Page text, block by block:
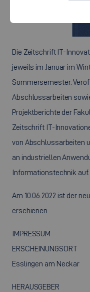
Die Zeitschrift IT-
jeweils im Januar im
Sommersemester.
Abschlussarbeiten
Projektberichte der
Zeitschrift IT-
von Abschlussarbeiten
an industriellen
Informationstechnik auf.
Am 10.06.2022 ist der
erschienen.
IMPRESSUM
ERSCHEINUNGSORT
Esslingen am Neckar
HERAUSGEBER